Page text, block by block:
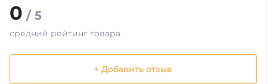
0 / 5
средний рейтинг товара
+ Добавить отзыв